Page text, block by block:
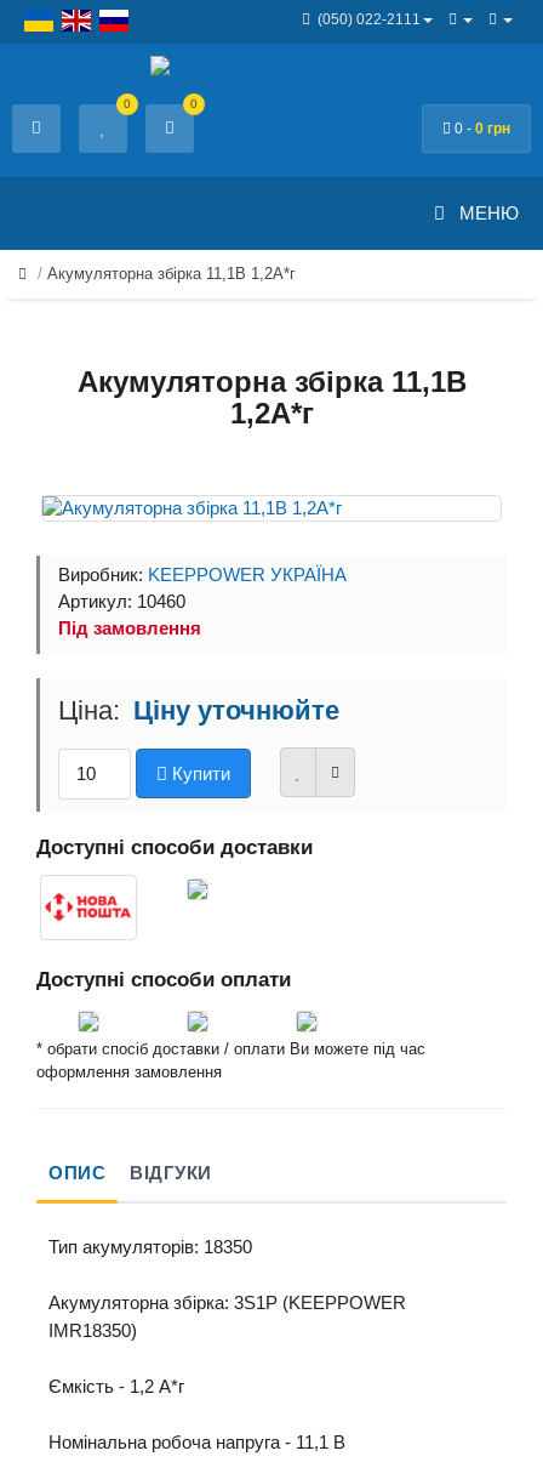
(050) 022-2111
0 - 0 грн
0 0
МЕНЮ
Акумуляторна збірка 11,1В 1,2A*г
Акумуляторна збірка 11,1В
1,2A*г
Виробник: KEEPPOWER УКРАЇНА
Артикул: 10460
Під замовлення
Ціну уточнюйте
Купити
Доступні способи доставки
Доступні способи оплати
* обрати спосіб доставки / оплати Ви можете під час
оформлення замовлення
ОПИС ВІДГУКИ
Тип акумуляторів: 18350
Акумуляторна збірка: 3S1P (KEEPPOWER
IMR18350)
Ємкість - 1,2 A*г
Номінальна робоча напруга - 11,1 B